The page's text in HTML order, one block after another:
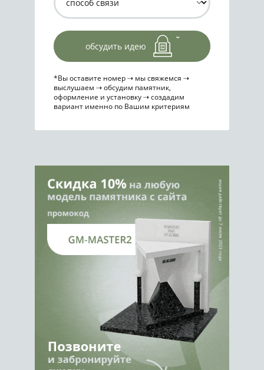
обсудить идею
*Вы оставите номер ⇢ мы свяжемся ⇢
выслушаем ⇢ обсудим памятник,
оформление и установку ⇢ создадим
вариант именно по Вашим критериям